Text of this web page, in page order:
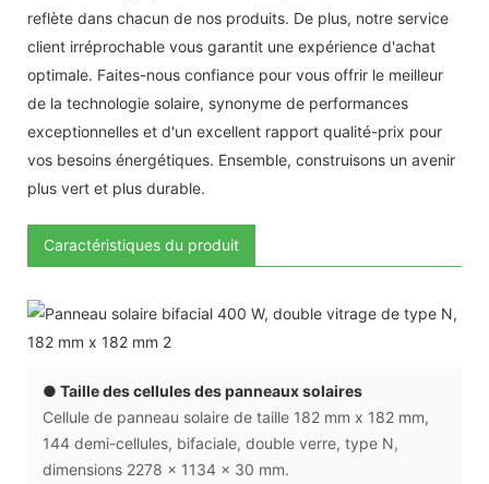
reflète dans chacun de nos produits. De plus, notre service
client irréprochable vous garantit une expérience d'achat
optimale. Faites-nous confiance pour vous offrir le meilleur
de la technologie solaire, synonyme de performances
exceptionnelles et d'un excellent rapport qualité-prix pour
vos besoins énergétiques. Ensemble, construisons un avenir
plus vert et plus durable.
Caractéristiques du produit
● Taille des cellules des panneaux solaires
Cellule de panneau solaire de taille 182 mm x 182 mm,
144 demi-cellules, bifaciale, double verre, type N,
dimensions 2278 x 1134 x 30 mm.